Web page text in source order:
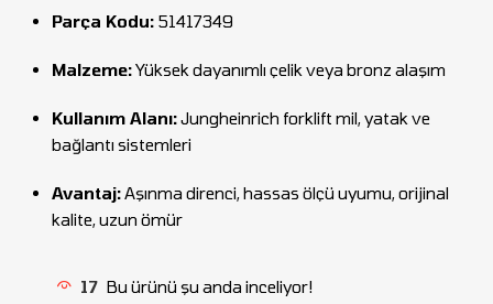
Parça Kodu: 51417349
Malzeme:Yüksek dayanımlı çelik veya bronz alaşım
Kullanım Alanı:Jungheinrich forklift mil, yatak ve
bağlantı sistemleri
Avantaj:Aşınma direnci, hassas ölçü uyumu, orijinal
kalite, uzun ömür
17 Bu ürünü şu anda inceliyor!